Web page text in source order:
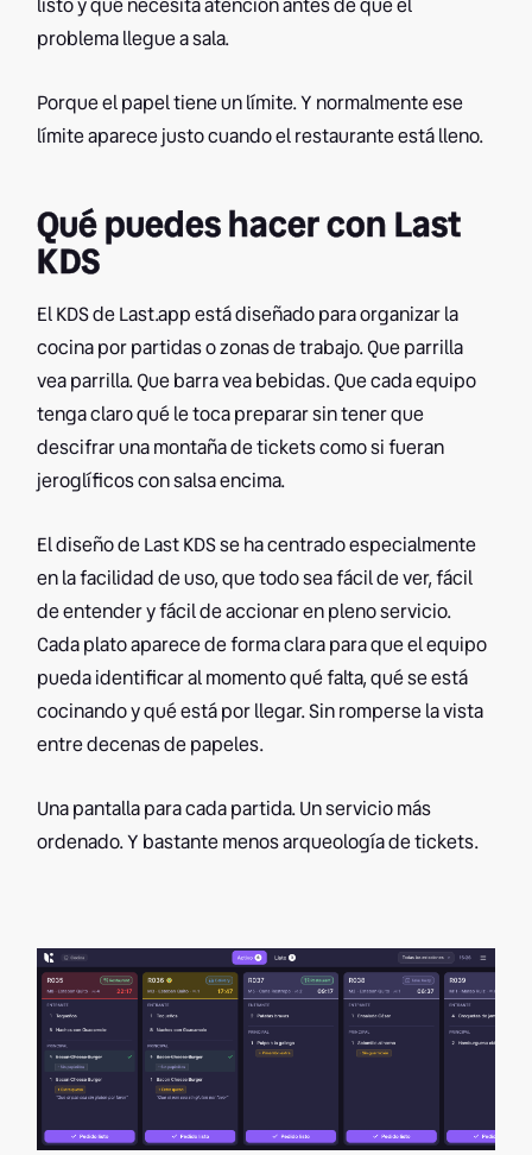
problema llegue a sala.
Porque el papel tiene un límite. Y normalmente ese
límite aparece justo cuando el restaurante está lleno.
Qué puedes hacer con Last
KDS
El KDS de Last.app está diseñado para organizar la
cocina por partidas o zonas de trabajo. Que parrilla
vea parrilla. Que barra vea bebidas. Que cada equipo
tenga claro qué le toca preparar sin tener que
descifrar una montaña de tickets como si fueran
jeroglíficos con salsa encima.
El diseño de Last KDS se ha centrado especialmente
en la facilidad de uso, que todo sea fácil de ver, fácil
de entender y fácil de accionar en pleno servicio.
Cada plato aparece de forma clara para que el equipo
pueda identificar al momento qué falta, qué se está
cocinando y qué está por llegar. Sin romperse la vista
entre decenas de papeles.
Una pantalla para cada partida. Un servicio más
ordenado. Y bastante menos arqueología de tickets.